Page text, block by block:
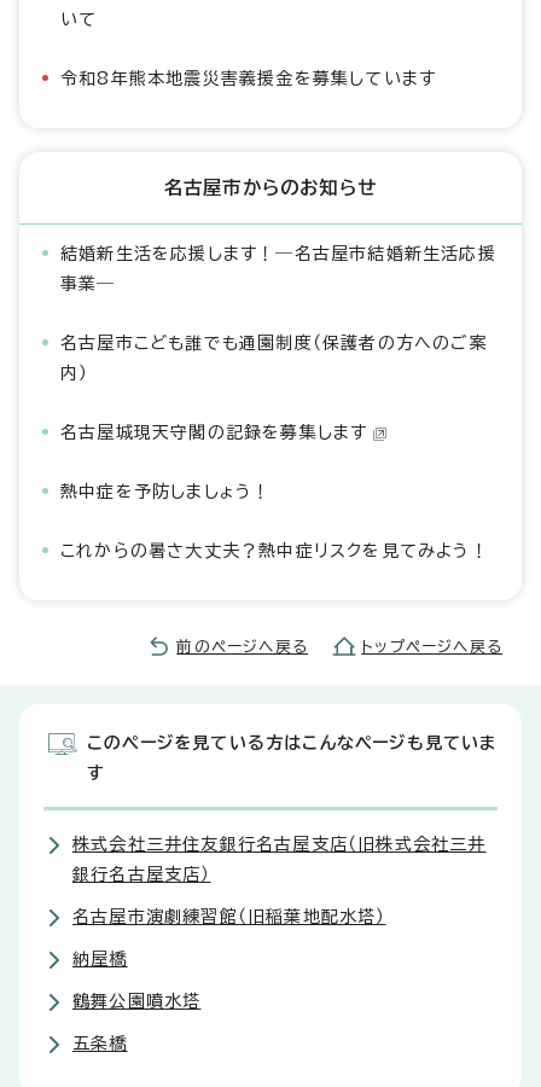
いて
令和8年熊本地震災害義援金を募集しています
名古屋市からのお知らせ
結婚新生活を応援します！―名古屋市結婚新生活応援
事業―
名古屋市こども誰でも通園制度（保護者の方へのご案
内）
名古屋城現天守閣の記録を募集します
熱中症を予防しましょう！
これからの暑さ大丈夫？熱中症リスクを見てみよう！
前のページへ戻る トップページへ戻る
このページを見ている方はこんなページも見ていま
す
株式会社三井住友銀行名古屋支店（旧株式会社三井
銀行名古屋支店）
名古屋市演劇練習館（旧稲葉地配水塔）
納屋橋
鶴舞公園噴水塔
五条橋